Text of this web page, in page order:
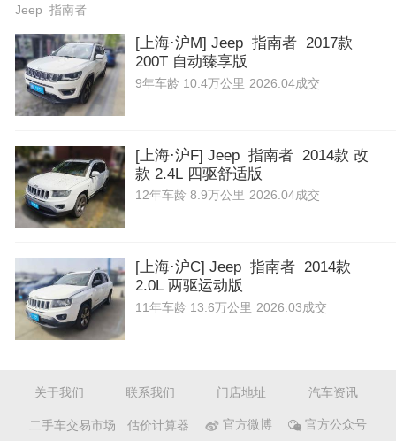
Jeep 指南者
[上海·沪M] Jeep 指南者 2017款
200T 自动臻享版
9年车龄 10.4万公里 2026.04成交
[上海·沪F] Jeep 指南者 2014款 改
款 2.4L 四驱舒适版
12年车龄 8.9万公里 2026.04成交
[上海·沪C] Jeep 指南者 2014款
2.0L 两驱运动版
11年车龄 13.6万公里 2026.03成交
关于我们 联系我们 门店地址 汽车资讯
二手车交易市场 估价计算器 官方微博 官方公众号